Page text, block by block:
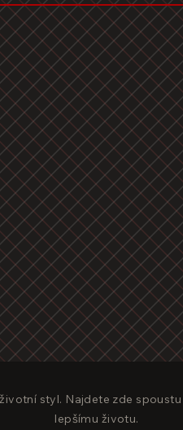
styl. Najdete zde
lepšímu životu.